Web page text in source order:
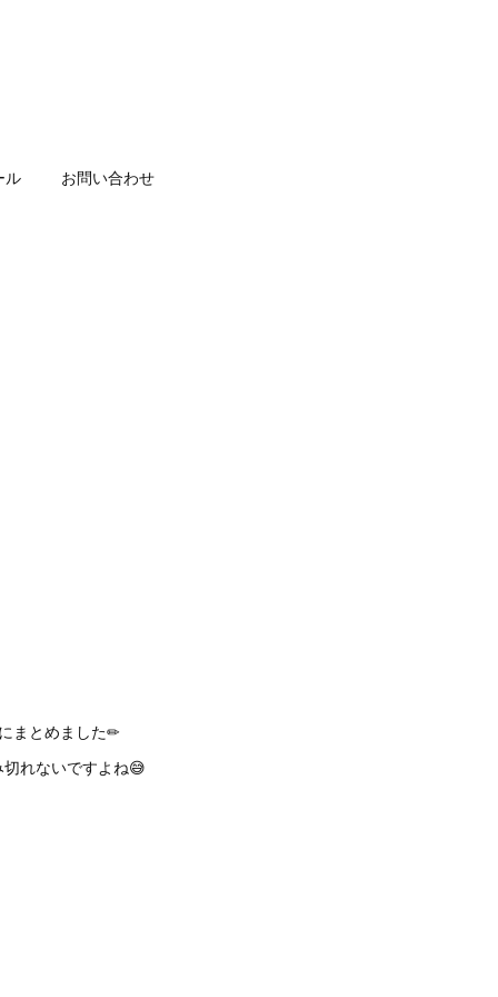
ル お問い合わせ
まとめました✏
れないですよね😅